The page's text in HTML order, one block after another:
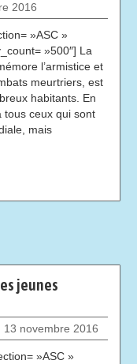
2016
»ASC »
»500″] La
l’armistice et
meurtriers, est
habitants. En
tous ceux qui sont
mais
jeunes
13 novembre 2016
»ASC »